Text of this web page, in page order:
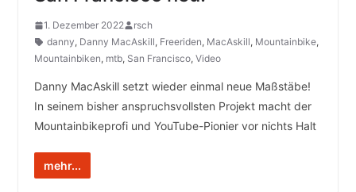
1. Dezember 2022
rsch
danny, Danny MacAskill, Freeriden, MacAskill, Mountainbike,
Mountainbiken, mtb, San Francisco, Video
Danny MacAskill setzt wieder einmal neue Maßstäbe!
In seinem bisher anspruchsvollsten Projekt macht der
Mountainbikeprofi und YouTube-Pionier vor nichts Halt
mehr...